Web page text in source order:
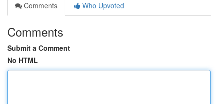
Comments
Who Upvoted
Comments
Submit a Comment
No HTML